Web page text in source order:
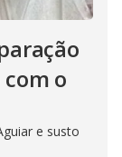
o
e susto